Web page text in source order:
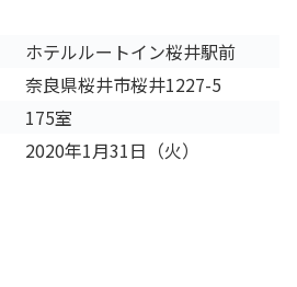
ホテルルートイン桜井駅前
奈良県桜井市桜井1227-5
175室
2020年1月31日（火）